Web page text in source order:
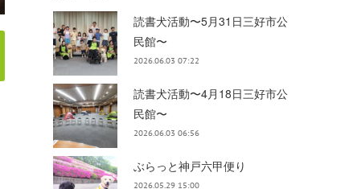
読書犬活動〜5月31日三好市公
民館〜
2026.06.03 07:22
読書犬活動〜4月18日三好市公
民館〜
2026.06.03 06:56
ぶらっと神戸六甲便り
2026.05.29 15:00